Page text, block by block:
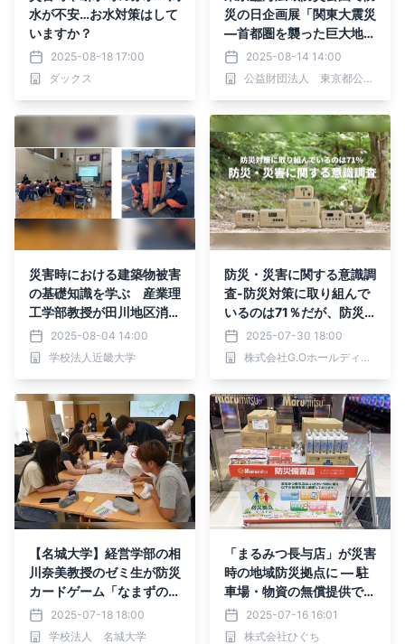
水が不安…お水対策はして
いますか？
2025-08-18 17:00
ダックス
災の日企画展「関東大震災
―首都圏を襲った巨大地震
―」８/19（火）から開催
2025-08-14 14:00
公益財団法人 東京都公園協会
災害時における建築物被害
の基礎知識を学ぶ 産業理
工学部教授が田川地区消防
本部で講義
2025-08-04 14:00
学校法人近畿大学
防災・災害に関する意識調
査-防災対策に取り組んで
いるのは71％だが、防災
の家計予算は1万円未満が
多数-
2025-07-30 18:00
株式会社G.Oホールディングス
【名城大学】経営学部の相
川奈美教授のゼミ生が防災
カードゲーム「なまずの学
校」とSOMPO流「逃げ地
図」づくりを体験
2025-07-18 18:00
学校法人 名城大学
「まるみつ長与店」が災害
時の地域防災拠点に ― 駐
車場・物資の無償提供で長
与町と協定締結
2025-07-16 16:01
株式会社ひぐち